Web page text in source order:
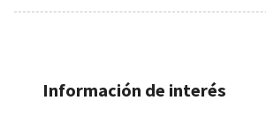
Información de interés